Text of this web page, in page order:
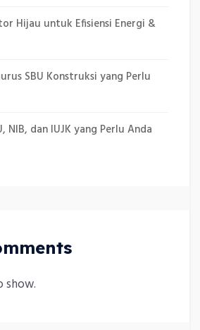
Hijau untuk Efisiensi Energi &
SBU Konstruksi yang Perlu
NIB, dan IUJK yang Perlu Anda
show.